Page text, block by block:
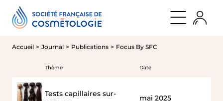
contenu
retour
sommes
Découvrir
missions
Promouvoir
retour
évènements
Nos
évènements
International
Rencontres
retour
Journal
Accueil Journal Publications Focus By SFC
Thème Date
Tests capillaires sur-
mai 2025